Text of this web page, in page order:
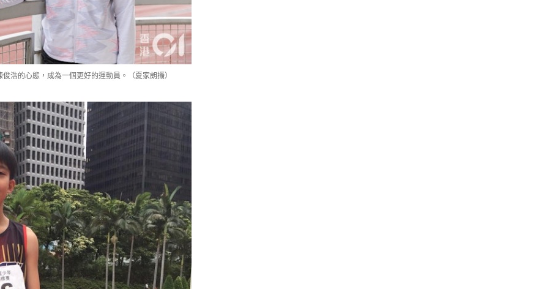
浩的心態，成為一個更好的運動員。（夏家朗攝）